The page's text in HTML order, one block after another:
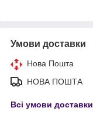
Умови доставки
Нова Пошта
НОВА ПОШТА
Всі умови доставки